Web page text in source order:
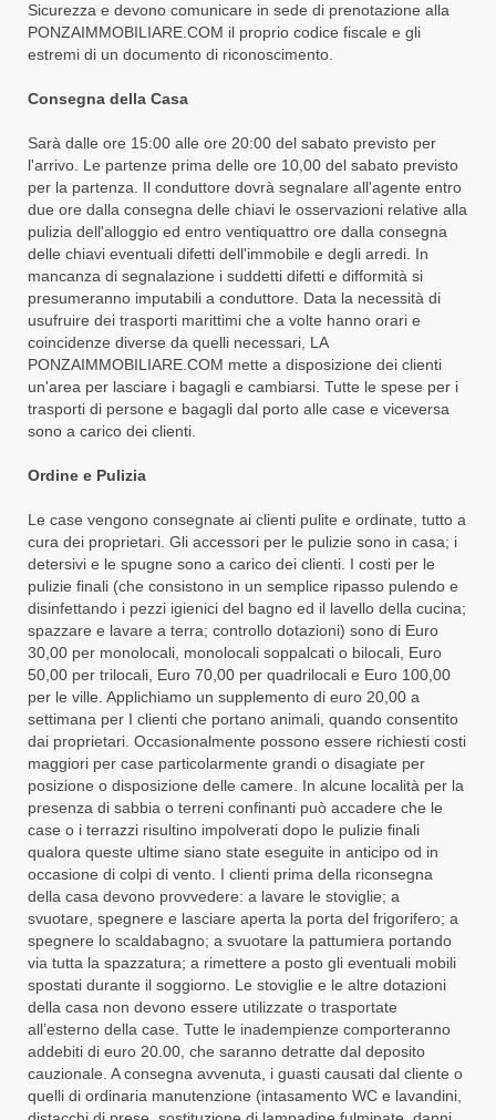
Sicurezza e devono comunicare in sede di prenotazione alla
PONZAIMMOBILIARE.COM il proprio codice fiscale e gli
estremi di un documento di riconoscimento.
Consegna della Casa
Sarà dalle ore 15:00 alle ore 20:00 del sabato previsto per
l'arrivo. Le partenze prima delle ore 10,00 del sabato previsto
per la partenza. Il conduttore dovrà segnalare all'agente entro
due ore dalla consegna delle chiavi le osservazioni relative alla
pulizia dell'alloggio ed entro ventiquattro ore dalla consegna
delle chiavi eventuali difetti dell'immobile e degli arredi. In
mancanza di segnalazione i suddetti difetti e difformità si
presumeranno imputabili a conduttore. Data la necessità di
usufruire dei trasporti marittimi che a volte hanno orari e
coincidenze diverse da quelli necessari, LA
PONZAIMMOBILIARE.COM mette a disposizione dei clienti
un'area per lasciare i bagagli e cambiarsi. Tutte le spese per i
trasporti di persone e bagagli dal porto alle case e viceversa
sono a carico dei clienti.
Ordine e Pulizia
Le case vengono consegnate ai clienti pulite e ordinate, tutto a
cura dei proprietari. Gli accessori per le pulizie sono in casa; i
detersivi e le spugne sono a carico dei clienti. I costi per le
pulizie finali (che consistono in un semplice ripasso pulendo e
disinfettando i pezzi igienici del bagno ed il lavello della cucina;
spazzare e lavare a terra; controllo dotazioni) sono di Euro
30,00 per monolocali, monolocali soppalcati o bilocali, Euro
50,00 per trilocali, Euro 70,00 per quadrilocali e Euro 100,00
per le ville. Applichiamo un supplemento di euro 20,00 a
settimana per I clienti che portano animali, quando consentito
dai proprietari. Occasionalmente possono essere richiesti costi
maggiori per case particolarmente grandi o disagiate per
posizione o disposizione delle camere. In alcune località per la
presenza di sabbia o terreni confinanti può accadere che le
case o i terrazzi risultino impolverati dopo le pulizie finali
qualora queste ultime siano state eseguite in anticipo od in
occasione di colpi di vento. I clienti prima della riconsegna
della casa devono provvedere: a lavare le stoviglie; a
svuotare, spegnere e lasciare aperta la porta del frigorifero; a
spegnere lo scaldabagno; a svuotare la pattumiera portando
via tutta la spazzatura; a rimettere a posto gli eventuali mobili
spostati durante il soggiorno. Le stoviglie e le altre dotazioni
della casa non devono essere utilizzate o trasportate
all’esterno della case. Tutte le inadempienze comporteranno
addebiti di euro 20.00, che saranno detratte dal deposito
cauzionale. A consegna avvenuta, i guasti causati dal cliente o
quelli di ordinaria manutenzione (intasamento WC e lavandini,